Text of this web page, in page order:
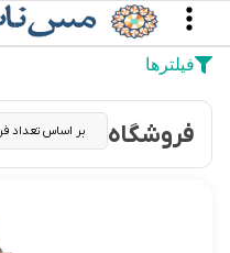
فیلترها
فروشگاه